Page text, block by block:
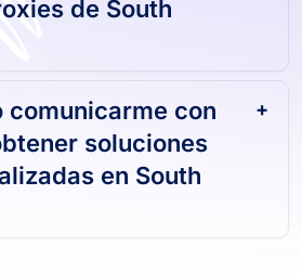
de South
comunicarme con
soluciones
en South